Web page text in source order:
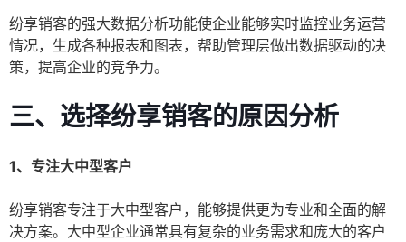
纷享销客的强大数据分析功能使企业能够实时监控业务运营
情况，生成各种报表和图表，帮助管理层做出数据驱动的决
策，提高企业的竞争力。
三、选择纷享销客的原因分析
1、专注大中型客户
纷享销客专注于大中型客户，能够提供更为专业和全面的解
决方案。大中型企业通常具有复杂的业务需求和庞大的客户